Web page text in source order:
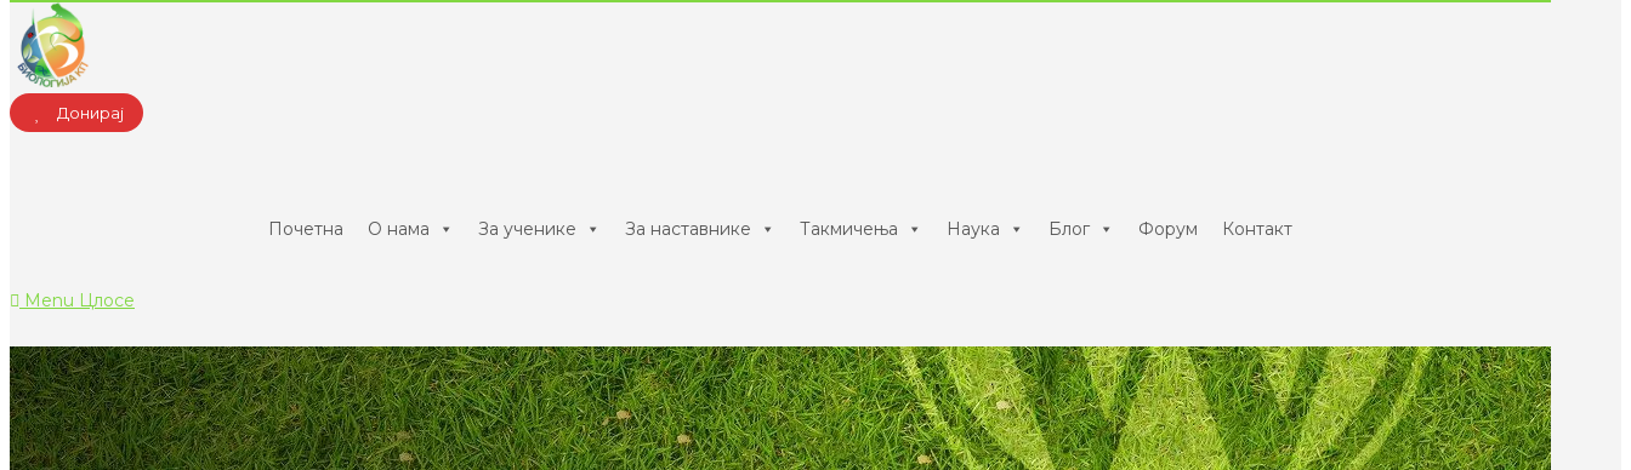
Донирај
Почетна О нама За ученике За наставнике Такмичења Наука Блог Форум Контакт
Menu Цлосе